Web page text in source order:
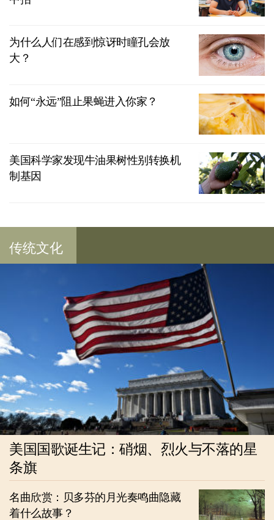
为什么人们在感到惊讶时瞳孔会放
大？
如何“永远”阻止果蝇进入你家？
美国科学家发现牛油果树性别转换机
制基因
传统文化
美国国歌诞生记：硝烟、烈火与不落的星
条旗
名曲欣赏：贝多芬的月光奏鸣曲隐藏
着什么故事？